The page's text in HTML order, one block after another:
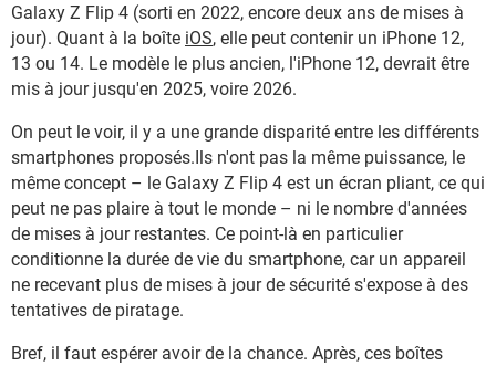
Galaxy Z Flip 4 (sorti en 2022, encore deux ans de mises à
jour). Quant à la boîte iOS, elle peut contenir un iPhone 12,
13 ou 14. Le modèle le plus ancien, l'iPhone 12, devrait être
mis à jour jusqu'en 2025, voire 2026.
On peut le voir, il y a une grande disparité entre les différents
smartphones proposés.Ils n'ont pas la même puissance, le
même concept – le Galaxy Z Flip 4 est un écran pliant, ce qui
peut ne pas plaire à tout le monde – ni le nombre d'années
de mises à jour restantes. Ce point-là en particulier
conditionne la durée de vie du smartphone, car un appareil
ne recevant plus de mises à jour de sécurité s'expose à des
tentatives de piratage.
Bref, il faut espérer avoir de la chance. Après, ces boîtes